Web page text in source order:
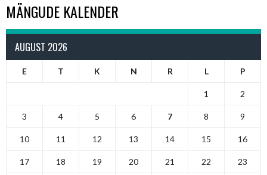
MÄNGUDE KALENDER
AUGUST 2026
E T K N R L P
1 2
3 4 5 6 7 8 9
10 11 12 13 14 15 16
17 18 19 20 21 22 23